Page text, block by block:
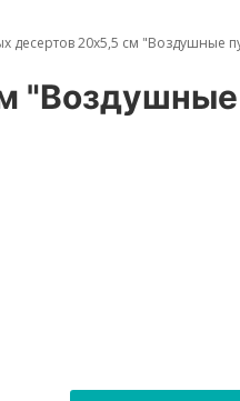
десертов 20х5,5 см "Воздушные